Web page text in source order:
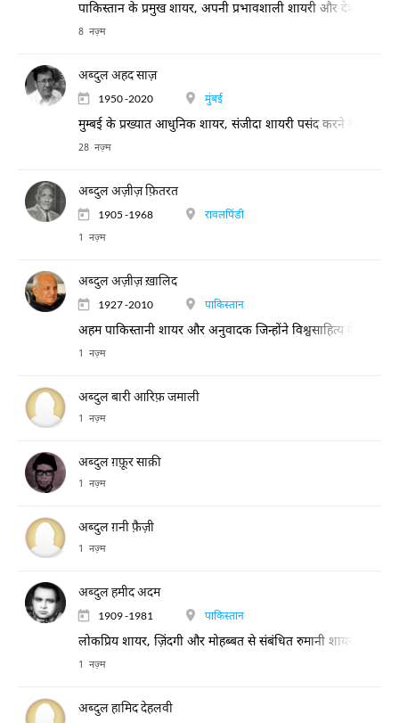
पाकिस्तान के प्रमुख शायर, अपनी प्रभावशाली शायरी और देश-विदेश के
8 नज़्म
अब्दुल अहद साज़
1950 -2020 मुंबई
मुम्बई के प्रख्यात आधुनिक शायर, संजीदा शायरी पसंद करने वालों में
28 नज़्म
अब्दुल अज़ीज़ फ़ितरत
1905 -1968 रावलपिंडी
1 नज़्म
अब्दुल अज़ीज़ ख़ालिद
1927 -2010 पाकिस्तान
अहम पाकिस्तानी शायर और अनुवादक जिन्होंने विश्वसाहित्य के
1 नज़्म
अब्दुल बारी आरिफ़ जमाली
1 नज़्म
अब्दुल ग़फ़ूर साक़ी
1 नज़्म
अब्दुल ग़नी फ़ैज़ी
1 नज़्म
अब्दुल हमीद अदम
1909 -1981 पाकिस्तान
लोकप्रिय शायर, ज़िंदगी और मोहब्बत से संबंधित रुमानी शायरी के लिए
1 नज़्म
अब्दुल हामिद देहलवी